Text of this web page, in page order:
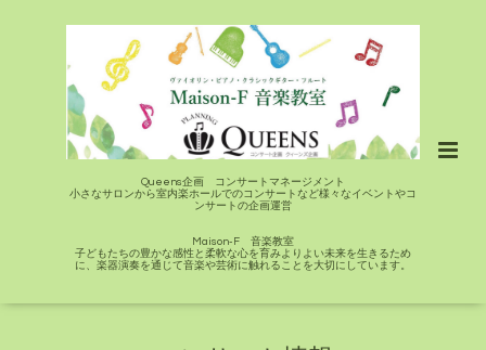
Queens企画 コンサートマネージメント
小さなサロンから室内楽ホールでのコンサートなど様々なイベントやコ
ンサートの企画運営
Maison-F 音楽教室
子どもたちの豊かな感性と柔軟な心を育みよりよい未来を生きるため
に、楽器演奏を通じて音楽や芸術に触れることを大切にしています。